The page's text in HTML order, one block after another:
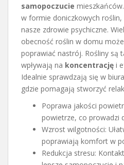
samopoczucie
w formie doniczkowych roślin,
nasze zdrowie psychiczne.
obecność roślin w domu może
poprawiać nastrój. Rośliny są
wpływają na koncentrację i
Idealnie sprawdzają się w
gdzie pomagają stworzyć
Poprawa jakości
powietrze, co prowadzi
Wzrost wilgotności:
poprawiają komfort w
Redukcja stresu: